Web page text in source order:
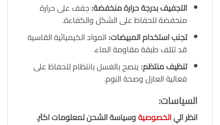
التجفيف بدرجة حرارة منخفضة: جفف على حرارة
منخفضة للحفاظ على الشكل والكفاءة.
تجنب استخدام المبيضات: المواد الكيميائية القاسية
قد تتلف طبقة مقاومة الماء.
تنظيف منتظم: ينصح بالغسل بانتظام للحفاظ على
فعالية العازل وصحة النوم.
السياسات:
انظر اليالخصوصيةوسياسة الشحن لمعلومات اكثر.